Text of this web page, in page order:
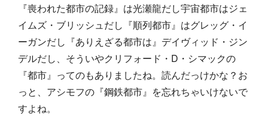
『喪われた都市の記録』は光瀬龍だし宇宙都市はジェ
イムズ・ブリッシュだし『順列都市』はグレッグ・イ
ーガンだし『ありえざる都市は』デイヴィッド・ジン
デルだし、そういやクリフォード・D・シマックの
『都市』ってのもありましたね。読んだっけかな？お
っと、アシモフの『鋼鉄都市』を忘れちゃいけないで
すよね。